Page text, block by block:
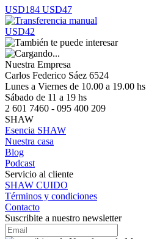
USD184 USD47
USD42
Nuestra Empresa
Carlos Federico Sáez 6524
Lunes a Viernes de 10.00 a 19.00 hs
Sábado de 11 a 19 hs
2 601 7460 - 095 400 209
SHAW
Esencia SHAW
Nuestra casa
Blog
Podcast
Servicio al cliente
SHAW CUIDO
Términos y condiciones
Contacto
Suscribite a nuestro newsletter